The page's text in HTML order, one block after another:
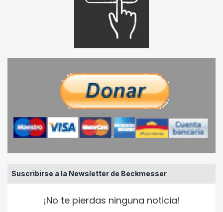
Suscribirse a la Newsletter de Beckmesser
¡No te pierdas ninguna noticia!